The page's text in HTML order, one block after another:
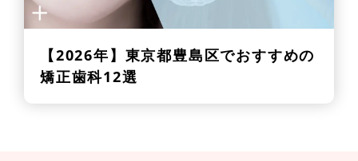
【2026年】 東京都豊島区でおすすめの
矯正歯科12選